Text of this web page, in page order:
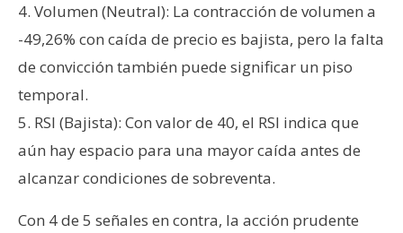
4. Volumen (Neutral): La contracción de volumen a
-49,26% con caída de precio es bajista, pero la falta
de convicción también puede significar un piso
temporal.
5. RSI (Bajista): Con valor de 40, el RSI indica que
aún hay espacio para una mayor caída antes de
alcanzar condiciones de sobreventa.
Con 4 de 5 señales en contra, la acción prudente